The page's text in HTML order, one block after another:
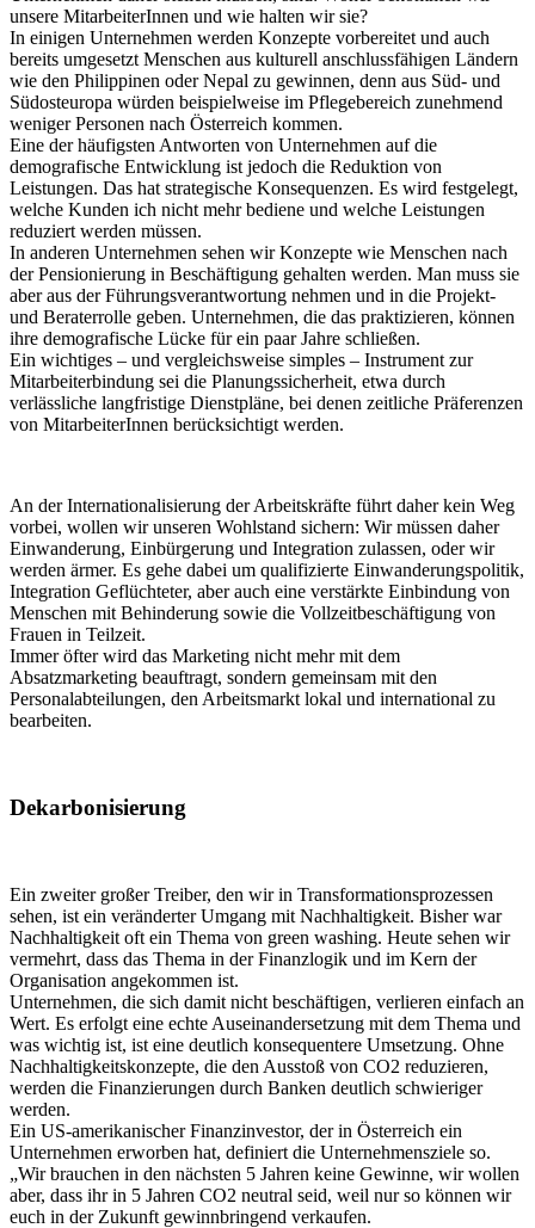
unsere MitarbeiterInnen und wie halten wir sie?
In einigen Unternehmen werden Konzepte vorbereitet und auch
bereits umgesetzt Menschen aus kulturell anschlussfähigen Ländern
wie den Philippinen oder Nepal zu gewinnen, denn aus Süd- und
Südosteuropa würden beispielweise im Pflegebereich zunehmend
weniger Personen nach Österreich kommen.
Eine der häufigsten Antworten von Unternehmen auf die
demografische Entwicklung ist jedoch die Reduktion von
Leistungen. Das hat strategische Konsequenzen. Es wird festgelegt,
welche Kunden ich nicht mehr bediene und welche Leistungen
reduziert werden müssen.
In anderen Unternehmen sehen wir Konzepte wie Menschen nach
der Pensionierung in Beschäftigung gehalten werden. Man muss sie
aber aus der Führungsverantwortung nehmen und in die Projekt-
und Beraterrolle geben. Unternehmen, die das praktizieren, können
ihre demografische Lücke für ein paar Jahre schließen.
Ein wichtiges – und vergleichsweise simples – Instrument zur
Mitarbeiterbindung sei die Planungssicherheit, etwa durch
verlässliche langfristige Dienstpläne, bei denen zeitliche Präferenzen
von MitarbeiterInnen berücksichtigt werden.
An der Internationalisierung der Arbeitskräfte führt daher kein Weg
vorbei, wollen wir unseren Wohlstand sichern: Wir müssen daher
Einwanderung, Einbürgerung und Integration zulassen, oder wir
werden ärmer. Es gehe dabei um qualifizierte Einwanderungspolitik,
Integration Geflüchteter, aber auch eine verstärkte Einbindung von
Menschen mit Behinderung sowie die Vollzeitbeschäftigung von
Frauen in Teilzeit.
Immer öfter wird das Marketing nicht mehr mit dem
Absatzmarketing beauftragt, sondern gemeinsam mit den
Personalabteilungen, den Arbeitsmarkt lokal und international zu
bearbeiten.
Dekarbonisierung
Ein zweiter großer Treiber, den wir in Transformationsprozessen
sehen, ist ein veränderter Umgang mit Nachhaltigkeit. Bisher war
Nachhaltigkeit oft ein Thema von green washing. Heute sehen wir
vermehrt, dass das Thema in der Finanzlogik und im Kern der
Organisation angekommen ist.
Unternehmen, die sich damit nicht beschäftigen, verlieren einfach an
Wert. Es erfolgt eine echte Auseinandersetzung mit dem Thema und
was wichtig ist, ist eine deutlich konsequentere Umsetzung. Ohne
Nachhaltigkeitskonzepte, die den Ausstoß von CO2 reduzieren,
werden die Finanzierungen durch Banken deutlich schwieriger
werden.
Ein US-amerikanischer Finanzinvestor, der in Österreich ein
Unternehmen erworben hat, definiert die Unternehmensziele so.
„Wir brauchen in den nächsten 5 Jahren keine Gewinne, wir wollen
aber, dass ihr in 5 Jahren CO2 neutral seid, weil nur so können wir
euch in der Zukunft gewinnbringend verkaufen.